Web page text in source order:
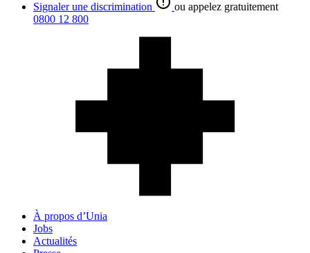
Signaler une discrimination
ou appelez gratuitement
0800 12 800
À propos d’Unia
Jobs
Actualités